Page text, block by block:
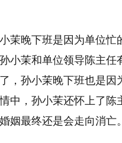
茉晚下班是因为单位
小茉和单位领导陈主
，孙小茉晚下班也是
中，孙小茉还怀上了
姻最终还是会走向消亡。